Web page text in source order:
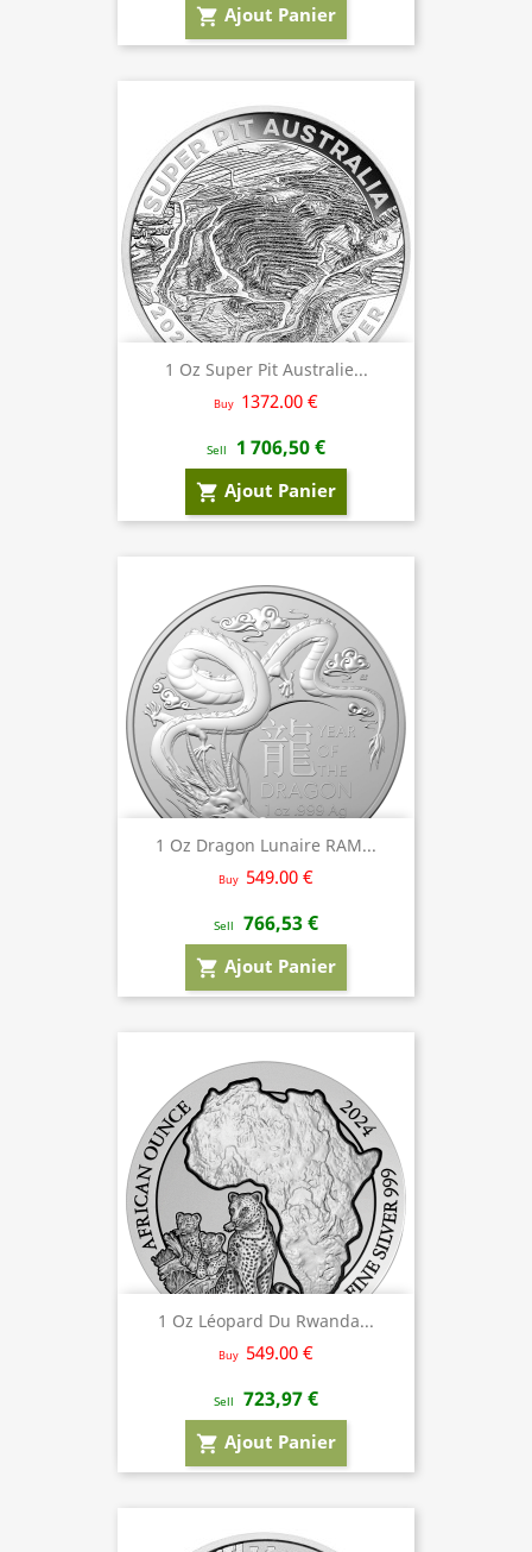
shopping_cart Ajout Panier
1 Oz Super Pit Australie...
Buy 1372.00 €
Sell 1 706,50 €
shopping_cart Ajout Panier
1 Oz Dragon Lunaire RAM...
Buy 549.00 €
Sell 766,53 €
shopping_cart Ajout Panier
1 Oz Léopard Du Rwanda...
Buy 549.00 €
Sell 723,97 €
shopping_cart Ajout Panier